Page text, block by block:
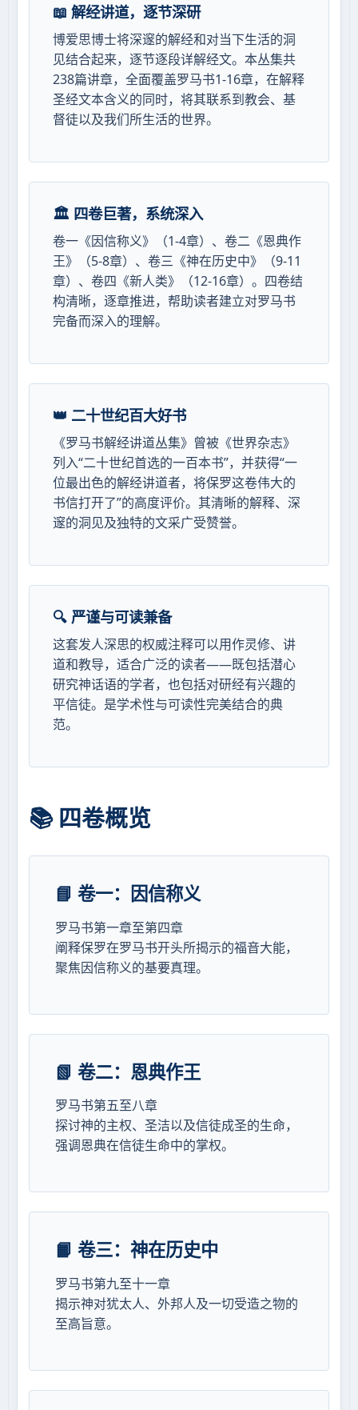
📖 解经讲道，逐节深研
博爱思博士将深邃的解经和对当下生活的洞
见结合起来，逐节逐段详解经文。本丛集共
238篇讲章，全面覆盖罗马书1-16章，在解释
圣经文本含义的同时，将其联系到教会、基
督徒以及我们所生活的世界。
🏛️ 四卷巨著，系统深入
卷一《因信称义》（1-4章）、卷二《恩典作
王》（5-8章）、卷三《神在历史中》（9-11
章）、卷四《新人类》（12-16章）。四卷结
构清晰，逐章推进，帮助读者建立对罗马书
完备而深入的理解。
👑 二十世纪百大好书
《罗马书解经讲道丛集》曾被《世界杂志》
列入“二十世纪首选的一百本书”，并获得“一
位最出色的解经讲道者，将保罗这卷伟大的
书信打开了”的高度评价。其清晰的解释、深
邃的洞见及独特的文采广受赞誉。
🔍 严谨与可读兼备
这套发人深思的权威注释可以用作灵修、讲
道和教导，适合广泛的读者——既包括潜心
研究神话语的学者，也包括对研经有兴趣的
平信徒。是学术性与可读性完美结合的典
范。
📚 四卷概览
📘 卷一：因信称义
罗马书第一章至第四章
阐释保罗在罗马书开头所揭示的福音大能，
聚焦因信称义的基要真理。
📗 卷二：恩典作王
罗马书第五至八章
探讨神的主权、圣洁以及信徒成圣的生命，
强调恩典在信徒生命中的掌权。
📙 卷三：神在历史中
罗马书第九至十一章
揭示神对犹太人、外邦人及一切受造之物的
至高旨意。